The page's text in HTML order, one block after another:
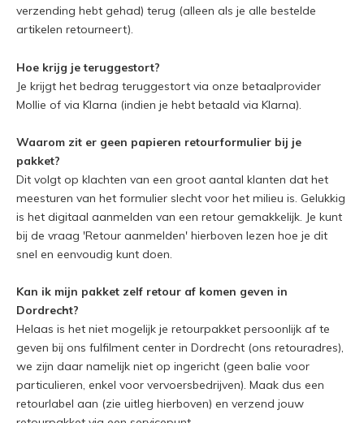
verzending hebt gehad) terug (alleen als je alle bestelde
artikelen retourneert).
Hoe krijg je teruggestort?
Je krijgt het bedrag teruggestort via onze betaalprovider
Mollie of via Klarna (indien je hebt betaald via Klarna).
Waarom zit er geen papieren retourformulier bij je
pakket?
Dit volgt op klachten van een groot aantal klanten dat het
meesturen van het formulier slecht voor het milieu is. Gelukkig
is het digitaal aanmelden van een retour gemakkelijk. Je kunt
bij de vraag 'Retour aanmelden' hierboven lezen hoe je dit
snel en eenvoudig kunt doen.
Kan ik mijn pakket zelf retour af komen geven in
Dordrecht?
Helaas is het niet mogelijk je retourpakket persoonlijk af te
geven bij ons fulfilment center in Dordrecht (ons retouradres),
we zijn daar namelijk niet op ingericht (geen balie voor
particulieren, enkel voor vervoersbedrijven). Maak dus een
retourlabel aan (zie uitleg hierboven) en verzend jouw